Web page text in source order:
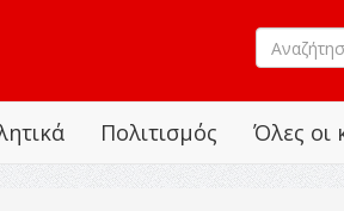
Όλες οι
Πολιτισμός